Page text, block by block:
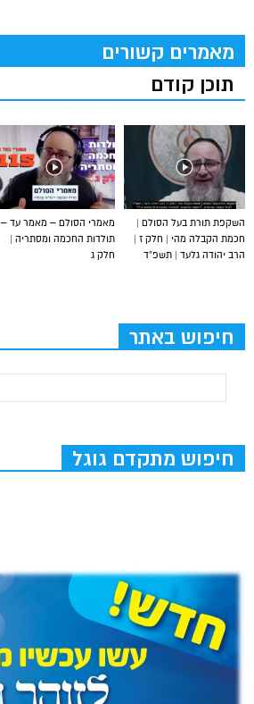
מאמרים קשורים
תוכן קודם
מאמרי הסולם – מאמר עד –
תולדות החכמה ומסתריה |
חלק ג
השקפת תורת בעל הסולם |
חכמת הקבלה מהי | חלק ז |
הרב יהודה גלעד | תשפ”ד
חיפוש באתר
חיפוש מתקדם גוגל